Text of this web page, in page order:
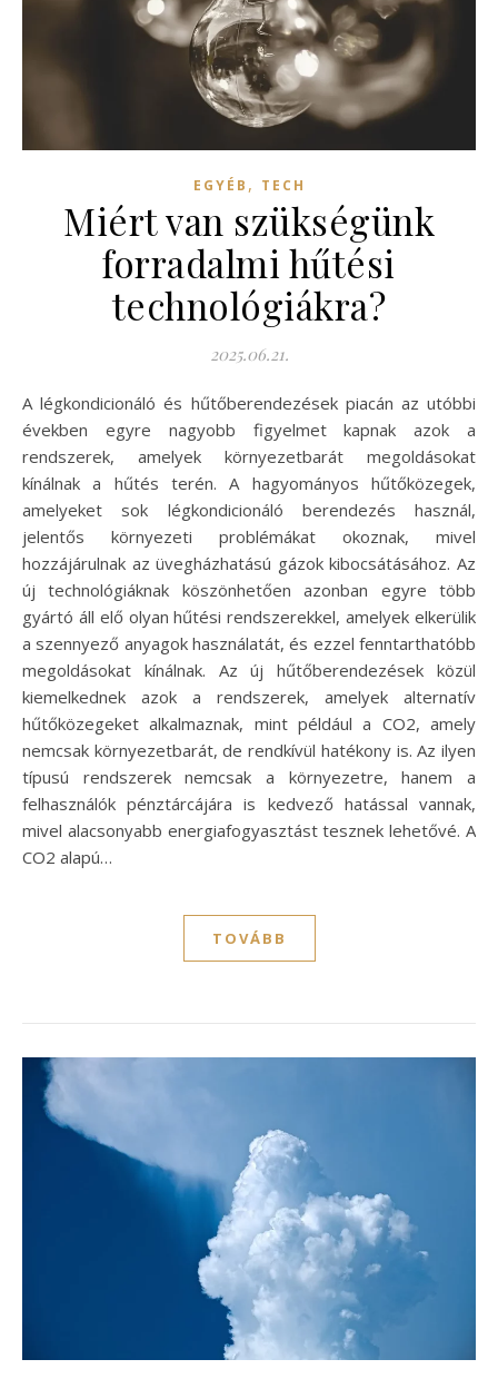
EGYÉB , TECH
Miért van szükségünk
forradalmi hűtési
technológiákra?
2025.06.21.
A légkondicionáló és hűtőberendezések piacán az utóbbi
években egyre nagyobb figyelmet kapnak azok a
rendszerek, amelyek környezetbarát megoldásokat
kínálnak a hűtés terén. A hagyományos hűtőközegek,
amelyeket sok légkondicionáló berendezés használ,
jelentős környezeti problémákat okoznak, mivel
hozzájárulnak az üvegházhatású gázok kibocsátásához. Az
új technológiáknak köszönhetően azonban egyre több
gyártó áll elő olyan hűtési rendszerekkel, amelyek elkerülik
a szennyező anyagok használatát, és ezzel fenntarthatóbb
megoldásokat kínálnak. Az új hűtőberendezések közül
kiemelkednek azok a rendszerek, amelyek alternatív
hűtőközegeket alkalmaznak, mint például a CO2, amely
nemcsak környezetbarát, de rendkívül hatékony is. Az ilyen
típusú rendszerek nemcsak a környezetre, hanem a
felhasználók pénztárcájára is kedvező hatással vannak,
mivel alacsonyabb energiafogyasztást tesznek lehetővé. A
CO2 alapú…
TOVÁBB